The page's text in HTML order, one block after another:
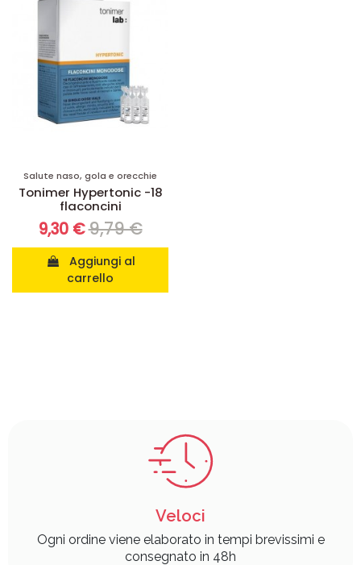
Salute naso, gola e orecchie
Tonimer Hypertonic -18
flaconcini
9,30 €9,79 €
carrello
Veloci
Ogni ordine viene elaborato in tempi brevissimi e
consegnato in 48h